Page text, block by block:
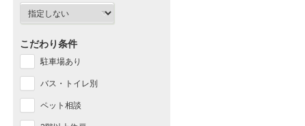
こだわり条件
駐車場あり
バス・トイレ別
ペット相談